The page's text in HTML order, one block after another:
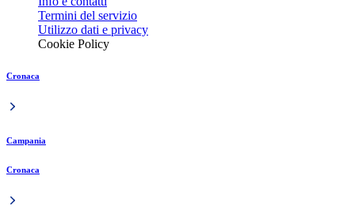
Termini del servizio
Utilizzo dati e privacy
Cookie Policy
Cronaca
Campania
Cronaca